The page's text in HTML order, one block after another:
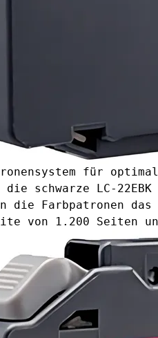
für
die schwarze LC-
die Farbpatronen
von 1.200 Seiten